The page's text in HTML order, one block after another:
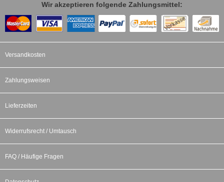
Wir akzeptieren folgende Zahlungsmittel:
Versandkosten
Zahlungsweisen
Lieferzeiten
Widerrufsrecht / Umtausch
FAQ / Häufige Fragen